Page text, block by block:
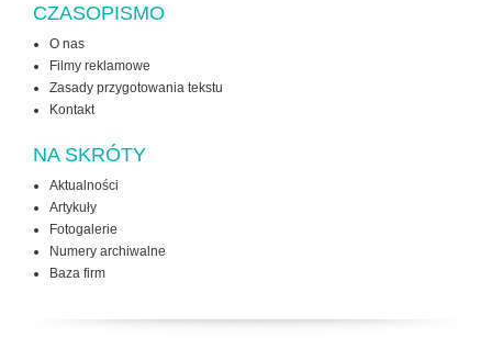
CZASOPISMO
O nas
Filmy reklamowe
Zasady przygotowania tekstu
Kontakt
NA SKRÓTY
Aktualności
Artykuły
Fotogalerie
Numery archiwalne
Baza firm